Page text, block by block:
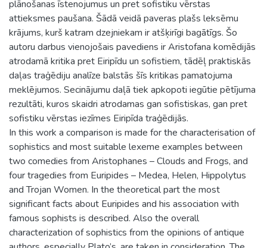
plānošanas īstenojumus un pret sofistiku vērstas
attieksmes paušana. Šādā veidā paveras plašs leksēmu
krājums, kurš katram dzejniekam ir atšķirīgi bagātīgs. Šo
autoru darbus vienojošais pavediens ir Aristofana komēdijās
atrodamā kritika pret Eiripīdu un sofistiem, tādēļ praktiskās
daļas traģēdiju analīze balstās šīs kritikas pamatojuma
meklējumos. Secinājumu daļā tiek apkopoti iegūtie pētījuma
rezultāti, kuros skaidri atrodamas gan sofistiskas, gan pret
sofistiku vērstas iezīmes Eiripīda traģēdijās.
In this work a comparison is made for the characterisation of
sophistics and most suitable lexeme examples between
two comedies from Aristophanes – Clouds and Frogs, and
four tragedies from Euripides – Medea, Helen, Hippolytus
and Trojan Women. In the theoretical part the most
significant facts about Euripides and his association with
famous sophists is described. Also the overall
characterization of sophistics from the opinions of antique